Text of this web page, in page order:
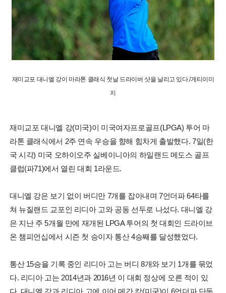
재미교포 대니엘 강이 마라톤 클래식 첫날 드라이버 샷을 날리고 있다./게티이미
지
재미교포 대니엘 강(미국)이 미국여자프로골프(LPGA) 투어 마
라톤 클래식에서 2주 연속 우승을 향해 힘차게 출발했다. 7일(한
국 시각) 미국 오하이오주 실베이니아의 하일랜드 메도스 골프
클럽(파71)에서 열린 대회 1라운드.
대니엘 강은 보기 없이 버디만 7개를 잡아내며 7언더파 64타를
쳐 뉴질랜드 교포인 리디아 고와 공동 선두로 나섰다. 대니엘 강
은 지난 주 5개월 만에 재개된 LPGA 투어의 첫 대회인 드라이브
온 챔피언십에서 시즌 첫 승이자 통산 4승째를 달성했었다.
통산 15승을 기록 중인 리디아 고는 버디 8개와 보기 1개를 묶었
다. 리디아 고는 2014년과 2016년 이 대회 정상에 오른 적이 있
다. 대니엘 강과 리디아 고에 이어 메간 캉(미국)이 6언더파 단독